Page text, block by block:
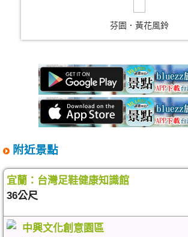
芬園．黃花風鈴
附近景點
宜蘭：台灣足鞋健康知識館
36公尺
中興文化創意園區